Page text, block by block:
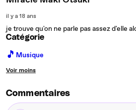
il y a 18 ans
je trouve qu'on ne parle pas assez d'elle
Catégorie
🎵 Musique
Voir moins
Commentaires